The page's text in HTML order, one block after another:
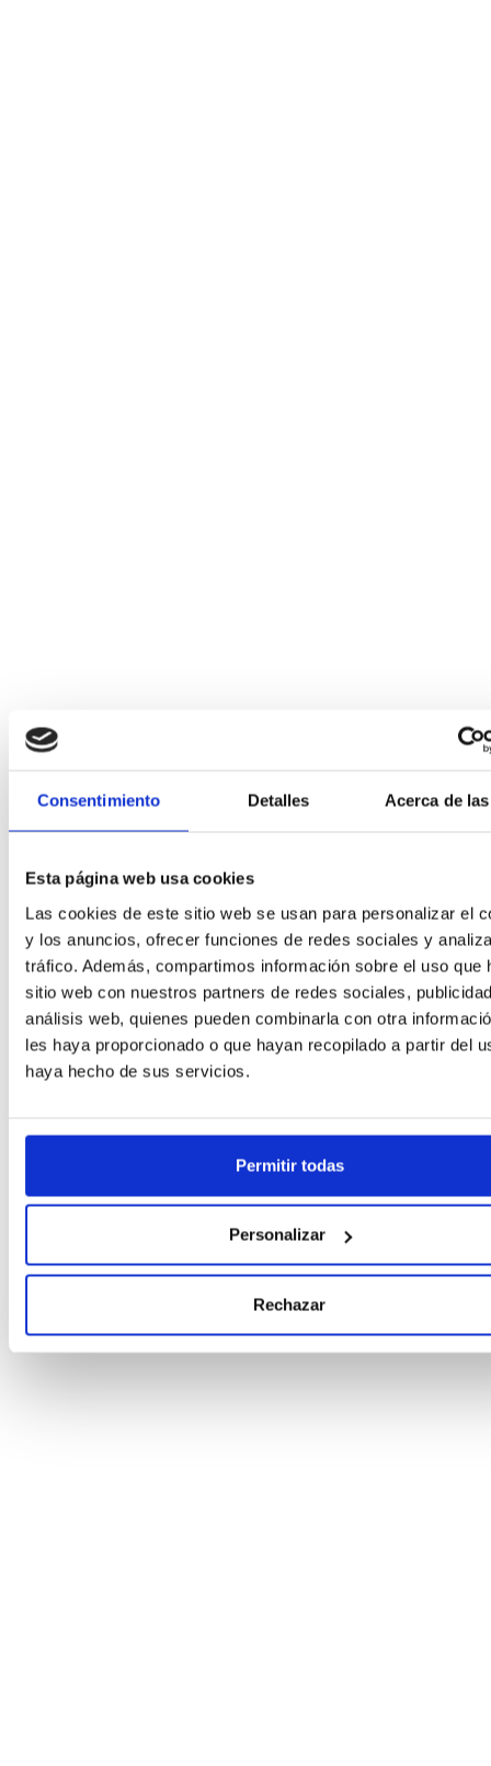
Consentimiento Detalles Acerca de
Esta página web usa cookies
Las cookies de este sitio web se usan para personalizar el
y los anuncios, ofrecer funciones de redes sociales y
tráfico. Además, compartimos información sobre el uso que
sitio web con nuestros partners de redes sociales,
análisis web, quienes pueden combinarla con otra
les haya proporcionado o que hayan recopilado a partir del
haya hecho de sus servicios.
Permitir todas
Personalizar
Rechazar